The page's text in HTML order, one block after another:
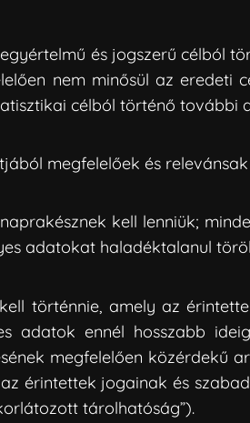
és jogszerű célból
nem minősül az
célból történő további
megfelelőek és
kell lenniük;
adatokat haladéktalanul
történnie, amely az
adatok ennél hosszabb
megfelelően
érintettek jogainak és
tárolhatóság”).